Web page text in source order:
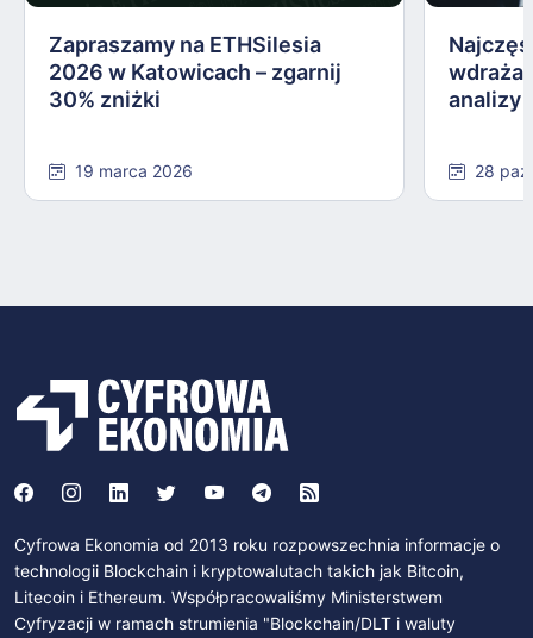
Zapraszamy na ETHSilesia
2026 w Katowicach – zgarnij
30% zniżki
19 marca 2026
analizy
28
Cyfrowa Ekonomia od 2013 roku rozpowszechnia informacje o
technologii Blockchain i kryptowalutach takich jak Bitcoin,
Litecoin i Ethereum. Współpracowaliśmy Ministerstwem
Cyfryzacji w ramach strumienia "Blockchain/DLT i waluty